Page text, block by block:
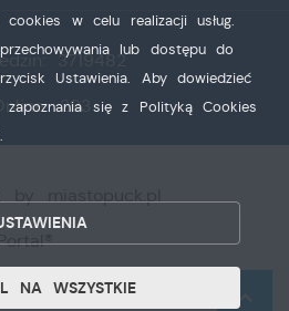
3719482
293
w celu realizacji usług.
lub dostępu do
Ustawienia. Aby dowiedzieć
się z Polityką Cookies
NA WSZYSTKIE
WYBRANE